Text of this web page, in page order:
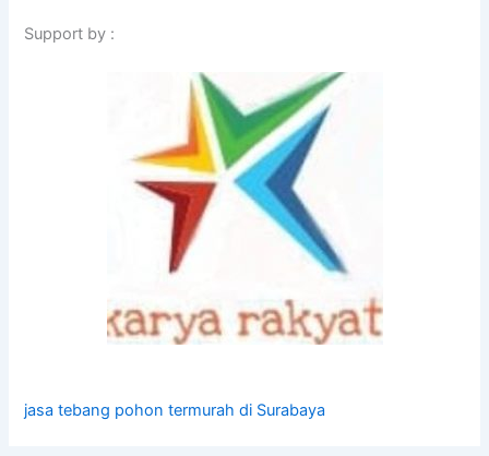
Support by :
jasa tebang pohon termurah di Surabaya